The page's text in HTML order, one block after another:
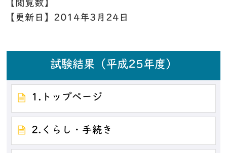
【閲覧数】
【更新日】 2014年3月24日
試験結果（平成25年度）
1.トップページ
2.くらし・手続き